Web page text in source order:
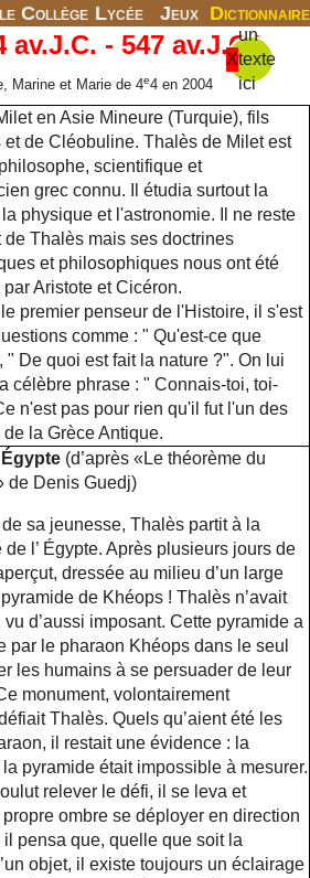
Collège Lycée Jeux Dictionnaire
X
un
texte
ici
av.J.C. - 547 av.J.C.)
Marine et Marie de 4e4 en 2004
en Asie Mineure (Turquie), fils
et de Cléobuline. Thalès de Milet est
scientifique et
grec connu. Il étudia surtout la
physique et l'astronomie. Il ne reste
de Thalès mais ses doctrines
et philosophiques nous ont été
par Aristote et Cicéron.
premier penseur de l'Histoire, il s'est
comme : " Qu'est-ce que
" De quoi est fait la nature ?". On lui
célèbre phrase : " Connais-toi, toi-
n'est pas pour rien qu'il fut l'un des
la Grèce Antique.
(d’après «Le théorème du
de Denis Guedj)
sa jeunesse, Thalès partit à la
de l’ Égypte. Après plusieurs jours de
dressée au milieu d’un large
de Khéops ! Thalès n’avait
d’aussi imposant. Cette pyramide a
par le pharaon Khéops dans le seul
les humains à se persuader de leur
monument, volontairement
Thalès. Quels qu’aient été les
il restait une évidence : la
la pyramide était impossible à mesurer.
relever le défi, il se leva et
ombre se déployer en direction
il pensa que, quelle que soit la
objet, il existe toujours un éclairage